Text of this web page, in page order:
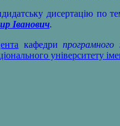
дисертацію по
Іванович.
кафедрипрограмного
університету